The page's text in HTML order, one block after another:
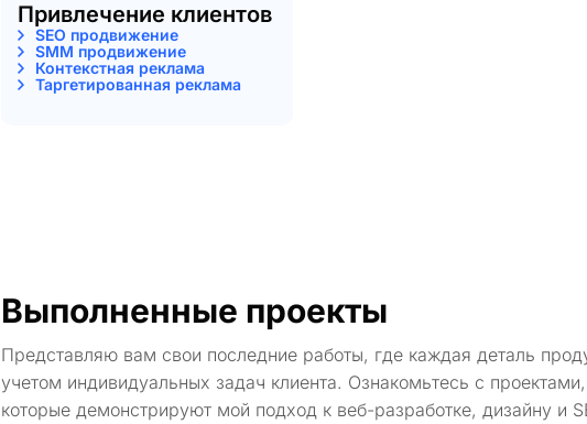
Привлечение клиентов
SEO продвижение
SMM продвижение
Контекстная реклама
Таргетированная реклама
Выполненные проекты
Представляю вам свои последние работы, где каждая деталь
учетом индивидуальных задач клиента. Ознакомьтесь с проектами,
которые демонстрируют мой подход к веб-разработке, дизайну и